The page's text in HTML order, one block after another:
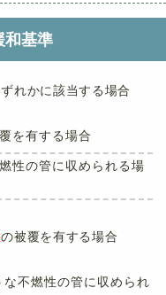
和基準
れかに該当する場合
を有する場合
性の管に収められる場
の被覆を有する場合
不燃性の管に収められ